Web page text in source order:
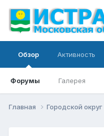
Обзор
Форумы Галерея
Активность
Главная Городской округ